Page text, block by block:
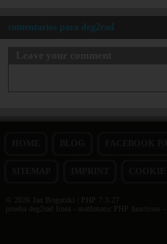
comentarios para deg2rad
© 2026 Jan Bogutzki | PHP 7.3.27
prueba deg2rad línea - mathmatic PHP functions